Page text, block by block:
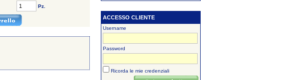
Pz.
ACCESSO CLIENTE
Username
Password
Ricorda le mie credenziali